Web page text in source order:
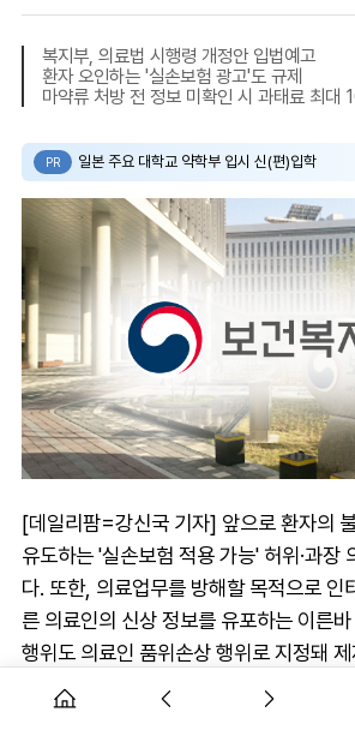
복지부, 의료법 시행령 개정안 입법예고
환자 오인하는 '실손보험 광고'도 규제
마약류 처방 전 정보 미확인 시 과태료 최대
PR 일본 주요 대학교 약학부 입시 신(편)입학
[데일리팜=강신국 기자] 앞으로 환자의
유도하는 '실손보험 적용 가능' 허위·과장
다. 또한, 의료업무를 방해할 목적으로
른 의료인의 신상 정보를 유포하는 이른
행위도 의료인 품위손상 행위로 지정돼
보건복지부는 27일 이 같은 내용을 골자